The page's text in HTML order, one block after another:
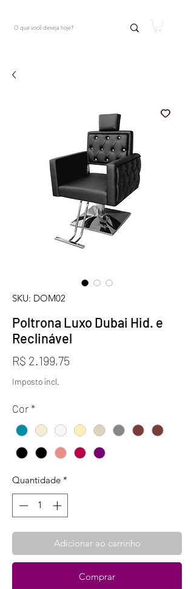
SKU: DOM02
Poltrona Luxo Dubai Hid. e
Reclinável
R$ 2.199,75
Imposto incl.
Cor*
Quantidade *
Adicionar ao carrinho
Comprar